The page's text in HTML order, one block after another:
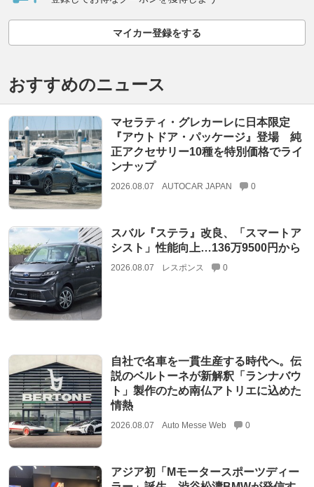
マイカー登録をする
おすすめのニュース
マセラティ・グレカーレに日本限定
『アウトドア・パッケージ』登場 純
正アクセサリー10種を特別価格でライ
ンナップ
2026.08.07 AUTOCAR JAPAN 0
スバル『ステラ』改良、「スマートア
シスト」性能向上…136万9500円から
2026.08.07 レスポンス 0
自社で名車を一貫生産する時代へ。伝
説のベルトーネが新解釈「ランナバウ
ト」製作のため南仏アトリエに込めた
情熱
2026.08.07 Auto Messe Web 0
アジア初「Mモータースポーツディー